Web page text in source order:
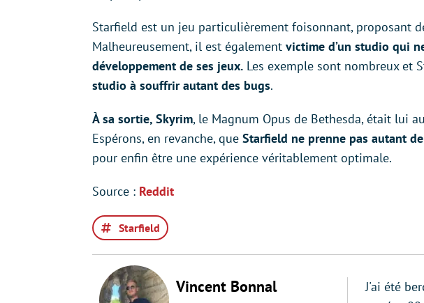
Starfield est un jeu particulièrement foisonnant, proposant
Malheureusement, il est également victime d’un studio qui
développement de ses jeux. Les exemple sont nombreux et
studio à souffrir autant des bugs.
À sa sortie, Skyrim, le Magnum Opus de Bethesda, était lui
Espérons, en revanche, que Starfield ne prenne pas autant
pour enfin être une expérience véritablement optimale.
Source : Reddit
Starfield
Vincent Bonnal
J'ai été